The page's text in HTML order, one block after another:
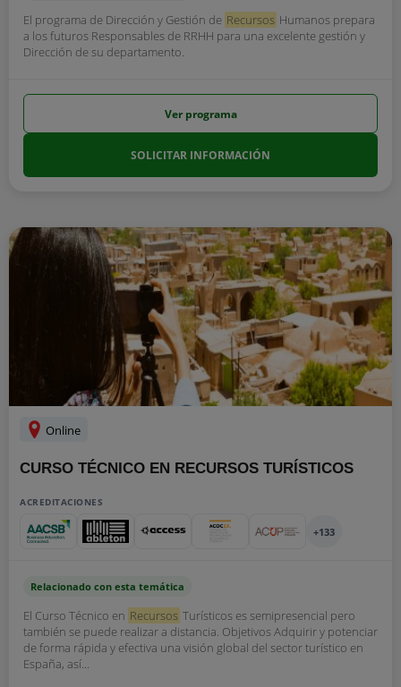
El programa de Dirección y Gestión de Recursos Humanos prepara
a los futuros Responsables de RRHH para una excelente gestión y
Dirección de su departamento.
Ver programa
SOLICITAR INFORMACIÓN
Online
CURSO TÉCNICO EN RECURSOS TURÍSTICOS
ACREDITACIONES
+133
Relacionado con esta temática
El Curso Técnico en Recursos Turísticos es semipresencial pero
también se puede realizar a distancia. Objetivos Adquirir y potenciar
de forma rápida y efectiva una visión global del sector turístico en
España, así...